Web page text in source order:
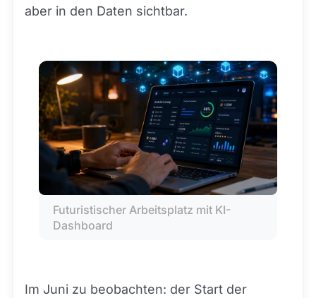
aber in den Daten sichtbar.
Futuristischer Arbeitsplatz mit KI-
Dashboard
Im Juni zu beobachten: der Start der